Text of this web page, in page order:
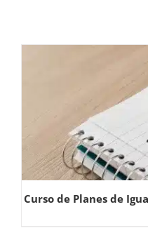
Curso de Planes de